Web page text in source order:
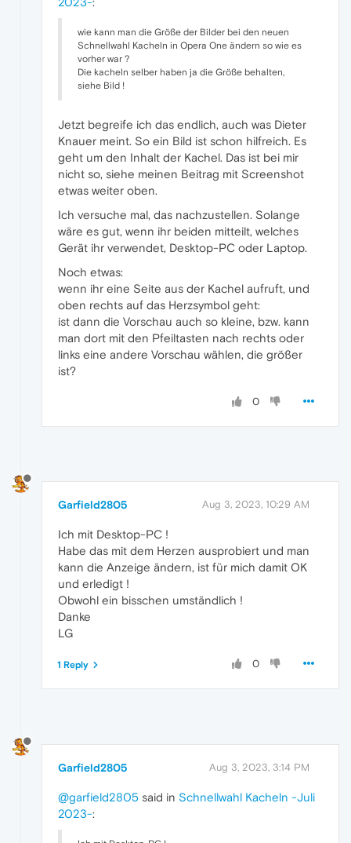
wie kann man die Größe der Bilder bei den neuen
Schnellwahl Kacheln in Opera One ändern so wie es
vorher war ?
Die kacheln selber haben ja die Größe behalten,
siehe Bild !
Jetzt begreife ich das endlich, auch was Dieter
Knauer meint. So ein Bild ist schon hilfreich. Es
geht um den Inhalt der Kachel. Das ist bei mir
nicht so, siehe meinen Beitrag mit Screenshot
etwas weiter oben.
Ich versuche mal, das nachzustellen. Solange
wäre es gut, wenn ihr beiden mitteilt, welches
Gerät ihr verwendet, Desktop-PC oder Laptop.
Noch etwas:
wenn ihr eine Seite aus der Kachel aufruft, und
oben rechts auf das Herzsymbol geht:
ist dann die Vorschau auch so kleine, bzw. kann
man dort mit den Pfeiltasten nach rechts oder
links eine andere Vorschau wählen, die größer
ist?
0
Garfield2805 Aug 3, 2023, 10:29 AM
Ich mit Desktop-PC !
Habe das mit dem Herzen ausprobiert und man
kann die Anzeige ändern, ist für mich damit OK
und erledigt !
Obwohl ein bisschen umständlich !
Danke
LG
0
1 Reply
Garfield2805 Aug 3, 2023, 3:14 PM
@garfield2805 said in Schnellwahl Kacheln -Juli
2023-: